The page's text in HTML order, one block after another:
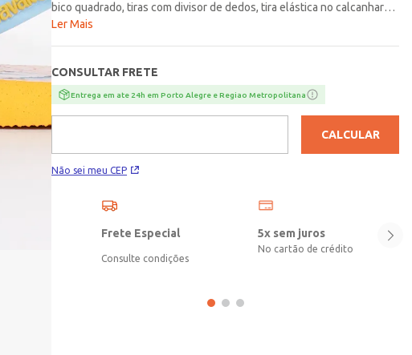
bico quadrado, tiras com divisor de dedos, tira elástica no calcanhar
que garante mais segurança ao caminhar e solado antiderrapante. O
tiras em tom contrastante. Delicadeza e conforto para os primeiros
passinhos do seu bebê, um chinelo fofinho, seguro e cheio de
charme!\n\nMaterial: Borracha
Ler Mais
CONSULTAR FRETE
Entrega em ate 24h em Porto Alegre e Regiao Metropolitana
Não sei meu CEP
CALCULAR
Frete Especial
Consulte condições
5x sem juros
No cartão de crédito